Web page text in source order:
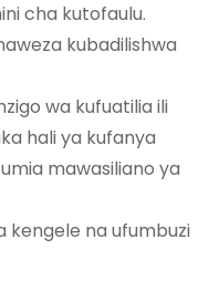
cha kutofaulu.
kubadilishwa
wa kufuatilia ili
hali ya kufanya
mawasiliano ya
kengele na ufumbuzi